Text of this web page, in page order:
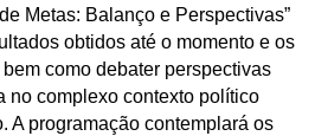
Metas: Balanço e Perspectivas”
obtidos até o momento e os
como debater perspectivas
no complexo contexto político
A programação contemplará os